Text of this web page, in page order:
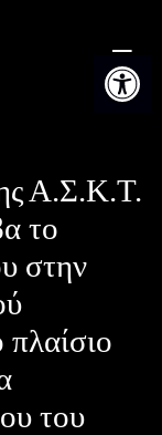
Ανοίξτε
Α.Σ.Κ.Τ.
το
στην
του